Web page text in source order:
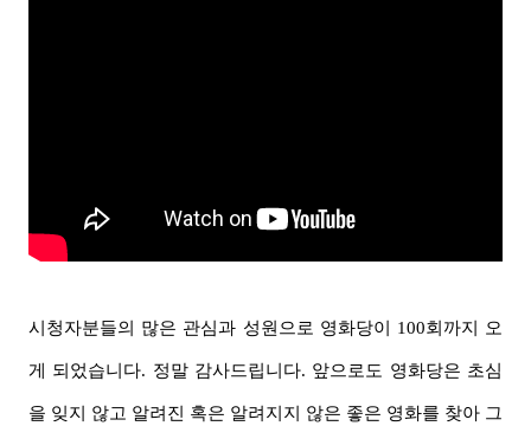
시청자분들의 많은 관심과 성원으로 영화당이 100회 까지 오
게 되었습니다. 정말 감사드립니다. 앞으로도 영화당은 초심
을 잊지 않고 알려진 혹은 알려지지 않은 좋은 영화를 찾아 그